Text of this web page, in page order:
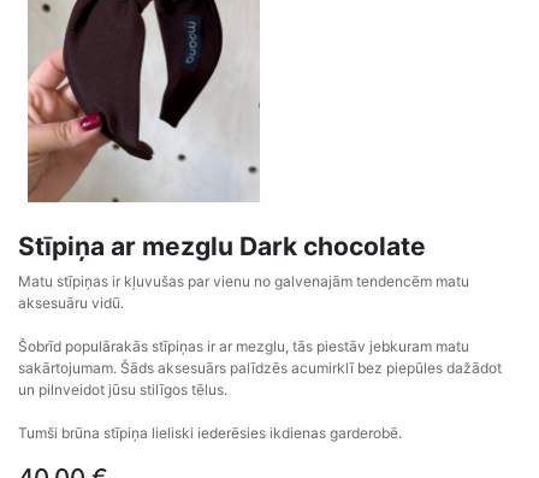
Stīpiņa ar mezglu Dark chocolate
Matu stīpiņas ir kļuvušas par vienu no galvenajām tendencēm matu
aksesuāru vidū.
Šobrīd populārakās stīpiņas ir ar mezglu, tās piestāv jebkuram matu
sakārtojumam. Šāds aksesuārs palīdzēs acumirklī bez piepūles dažādot
un pilnveidot jūsu stilīgos tēlus.
Tumši brūna stīpiņa lieliski iederēsies ikdienas garderobē.